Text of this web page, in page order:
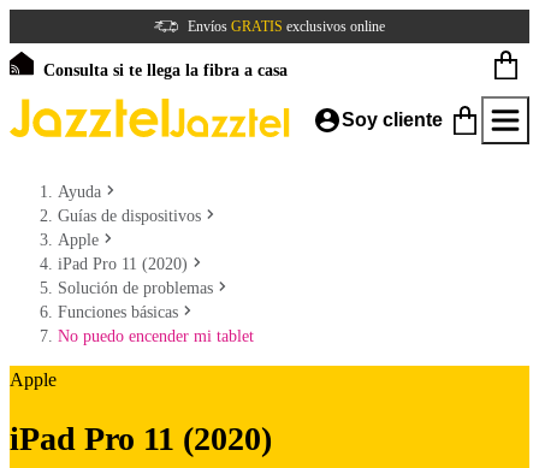
Envíos GRATIS exclusivos online
Consulta si te llega la fibra a casa
Soy cliente
Ayuda
Guías de dispositivos
Apple
iPad Pro 11 (2020)
Solución de problemas
Funciones básicas
No puedo encender mi tablet
Apple
iPad Pro 11 (2020)